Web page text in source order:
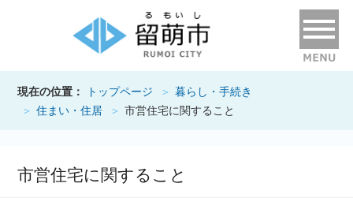
現在の位置： トップページ
暮らし・手続き
住まい・住居
市営住宅に関すること
市営住宅に関すること